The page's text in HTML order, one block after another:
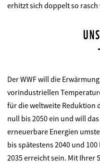
erhitzt sich doppelt so
Der WWF will die
vorindustriellen
für die weltweite Reduktion
null bis 2050 ein und will
erneuerbare Energien
bis spätestens 2040 und
2035 erreicht sein. Mit Ihrer